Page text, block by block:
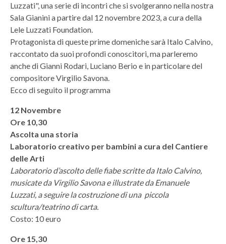
Luzzati", una serie di incontri che si svolgeranno nella nostra
Sala Gianini a partire dal 12 novembre 2023, a cura della
Lele Luzzati Foundation.
Protagonista di queste prime domeniche sarà Italo Calvino,
raccontato da suoi profondi conoscitori, ma parleremo
anche di Gianni Rodari, Luciano Berio e in particolare del
compositore Virgilio Savona.
Ecco di seguito il programma
12 Novembre
Ore 10,30
Ascolta una storia
Laboratorio creativo per bambini a cura del Cantiere
delle Arti
Laboratorio d’ascolto delle fiabe scritte da Italo Calvino,
musicate da Virgilio Savona e illustrate da Emanuele
Luzzati, a seguire la costruzione di una piccola
scultura/teatrino di carta.
Costo: 10 euro
Ore 15,30